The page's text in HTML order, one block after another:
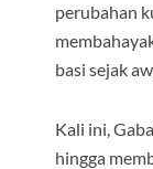
perubahan
basi sejak
Kali ini,
hingga